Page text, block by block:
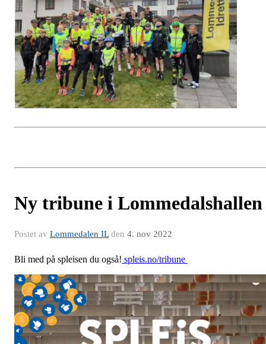
Ny tribune i Lommedalshallen
Postet av Lommedalen ILden 4. nov 2022
Bli med på spleisen du også! spleis.no/tribune